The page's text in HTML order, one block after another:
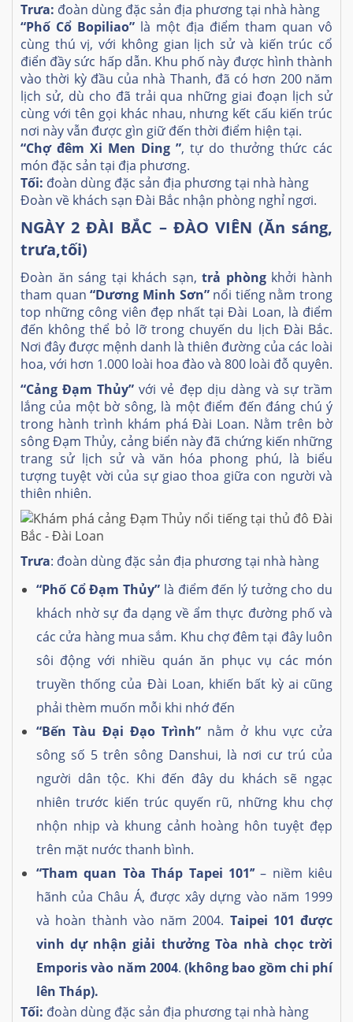
Trưa: đoàn dùng đặc sản địa phương tại nhà hàng
“Phố Cổ Bopiliao” là một địa điểm tham quan vô
cùng thú vị, với không gian lịch sử và kiến trúc cổ
điển đầy sức hấp dẫn. Khu phố này được hình thành
vào thời kỳ đầu của nhà Thanh, đã có hơn 200 năm
lịch sử, dù cho đã trải qua những giai đoạn lịch sử
cùng với tên gọi khác nhau, nhưng kết cấu kiến trúc
nơi này vẫn được gìn giữ đến thời điểm hiện tại.
“Chợ đêm Xi Men Ding ”, tự do thưởng thức các
món đặc sản tại địa phương.
Tối: đoàn dùng đặc sản địa phương tại nhà hàng
Đoàn về khách sạn Đài Bắc nhận phòng nghỉ ngơi.
NGÀY 2 ĐÀI BẮC – ĐÀO VIÊN (Ăn sáng,
trưa,tối)
Đoàn ăn sáng tại khách sạn, trả phòngkhởi hành
tham quan“Dương Minh Sơn” nổi tiếng nằm trong
top những công viên đẹp nhất tại Đài Loan, là điểm
đến không thể bỏ lỡ trong chuyến du lịch Đài Bắc.
Nơi đây được mệnh danh là thiên đường của các loài
hoa, với hơn 1.000 loài hoa đào và 800 loài đỗ quyên.
“Cảng Đạm Thủy”với vẻ đẹp dịu dàng và sự trầm
lắng của một bờ sông, là một điểm đến đáng chú ý
trong hành trình khám phá Đài Loan. Nằm trên bờ
sông Đạm Thủy, cảng biển này đã chứng kiến những
trang sử lịch sử và văn hóa phong phú, là biểu
tượng tuyệt vời của sự giao thoa giữa con người và
thiên nhiên.
Trưa: đoàn dùng đặc sản địa phương tại nhà hàng
“Phố Cổ Đạm Thủy” là điểm đến lý tưởng cho du
khách nhờ sự đa dạng về ẩm thực đường phố và
các cửa hàng mua sắm. Khu chợ đêm tại đây luôn
sôi động với nhiều quán ăn phục vụ các món
truyền thống của Đài Loan, khiến bất kỳ ai cũng
phải thèm muốn mỗi khi nhớ đến
“Bến Tàu Đại Đạo Trình” nằm ở khu vực cửa
sông số 5 trên sông Danshui, là nơi cư trú của
người dân tộc. Khi đến đây du khách sẽ ngạc
nhiên trước kiến ​​trúc quyến rũ, những khu chợ
nhộn nhịp và khung cảnh hoàng hôn tuyệt đẹp
trên mặt nước thanh bình.
“Tham quan Tòa Tháp Tapei 101’’– niềm kiêu
hãnh của Châu Á, được xây dựng vào năm 1999
và hoàn thành vào năm 2004. Taipei 101 được
vinh dự nhận giải thưởng Tòa nhà chọc trời
Emporis vào năm 2004. (không bao gồm chi phí
lên Tháp).
Tối: đoàn dùng đặc sản địa phương tại nhà hàng